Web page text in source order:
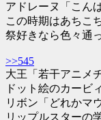
アドレーヌ「こん
この時期はあちこ
祭好きなら色々通
>>545
大王「若干アニメ
ドット絵のカービ
リボン「どれかマ
リップルスターの